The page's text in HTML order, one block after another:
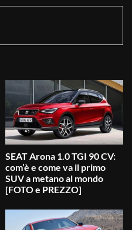
SEAT Arona 1.0 TGI 90 CV:
com’è e come va il primo
SUV a metano al mondo
[FOTO e PREZZO]